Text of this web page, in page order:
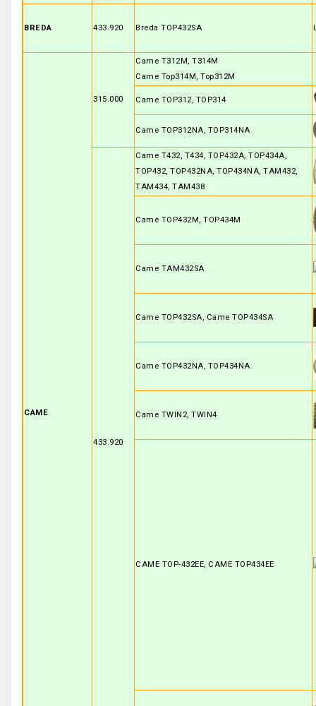
BREDA 433.920 Breda TOP432SA
CAME
315.000
Came T312M, T314M
Came Top314M, Top312M
Came TOP312, TOP314
Came TOP312NA, TOP314NA
433.920
Came T432, T434, TOP432A, TOP434A,
TOP432, TOP432NA, TOP434NA, TAM432,
TAM434, TAM438
Came TOP432M, TOP434M
Came TAM432SA
Came TOP432SA, Came TOP434SA
Came TOP432NA, TOP434NA
Came TWIN2, TWIN4
CAME TOP-432EE, CAME TOP434EE